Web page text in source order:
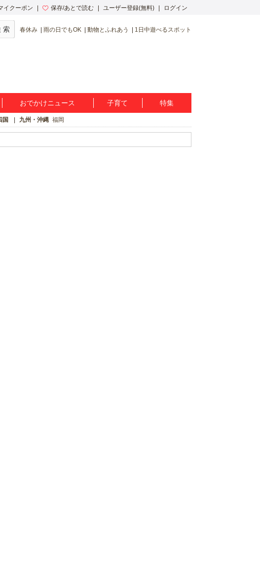
イクーポン 保存/あとで読む ユーザー登録(無料) ログイン
春休み 雨の日でもOK 動物とふれあう 1日中遊べるスポット
おでかけニュース 子育て 特集
国 九州・沖縄 福岡